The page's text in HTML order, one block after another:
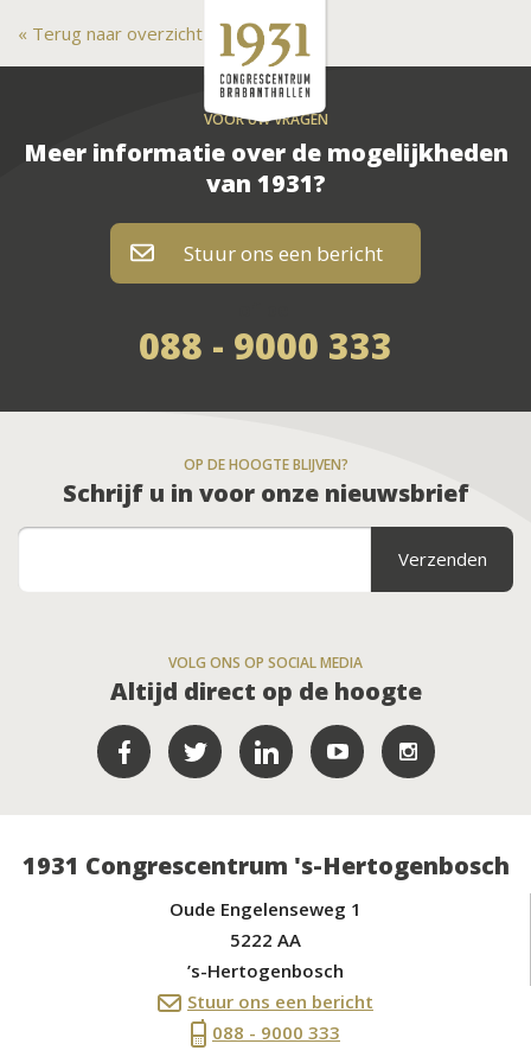
Terug naar overzicht
VOOR UW VRAGEN
Meer informatie over de mogelijkheden
van 1931?
Stuur ons een bericht
088 - 9000 333
OP DE HOOGTE BLIJVEN?
Schrijf u in voor onze nieuwsbrief
VOLG ONS OP SOCIAL MEDIA
Altijd direct op de hoogte
1931 Congrescentrum 's-Hertogenbosch
Oude Engelenseweg 1
5222 AA
’s-Hertogenbosch
Stuur ons een bericht
088 - 9000 333